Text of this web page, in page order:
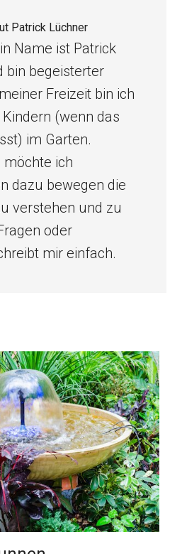
Patrick Lüchner
Name ist Patrick
bin begeisterter
Freizeit bin ich
(wenn das
im Garten.
möchte ich
dazu bewegen die
verstehen und zu
oder
mir einfach.